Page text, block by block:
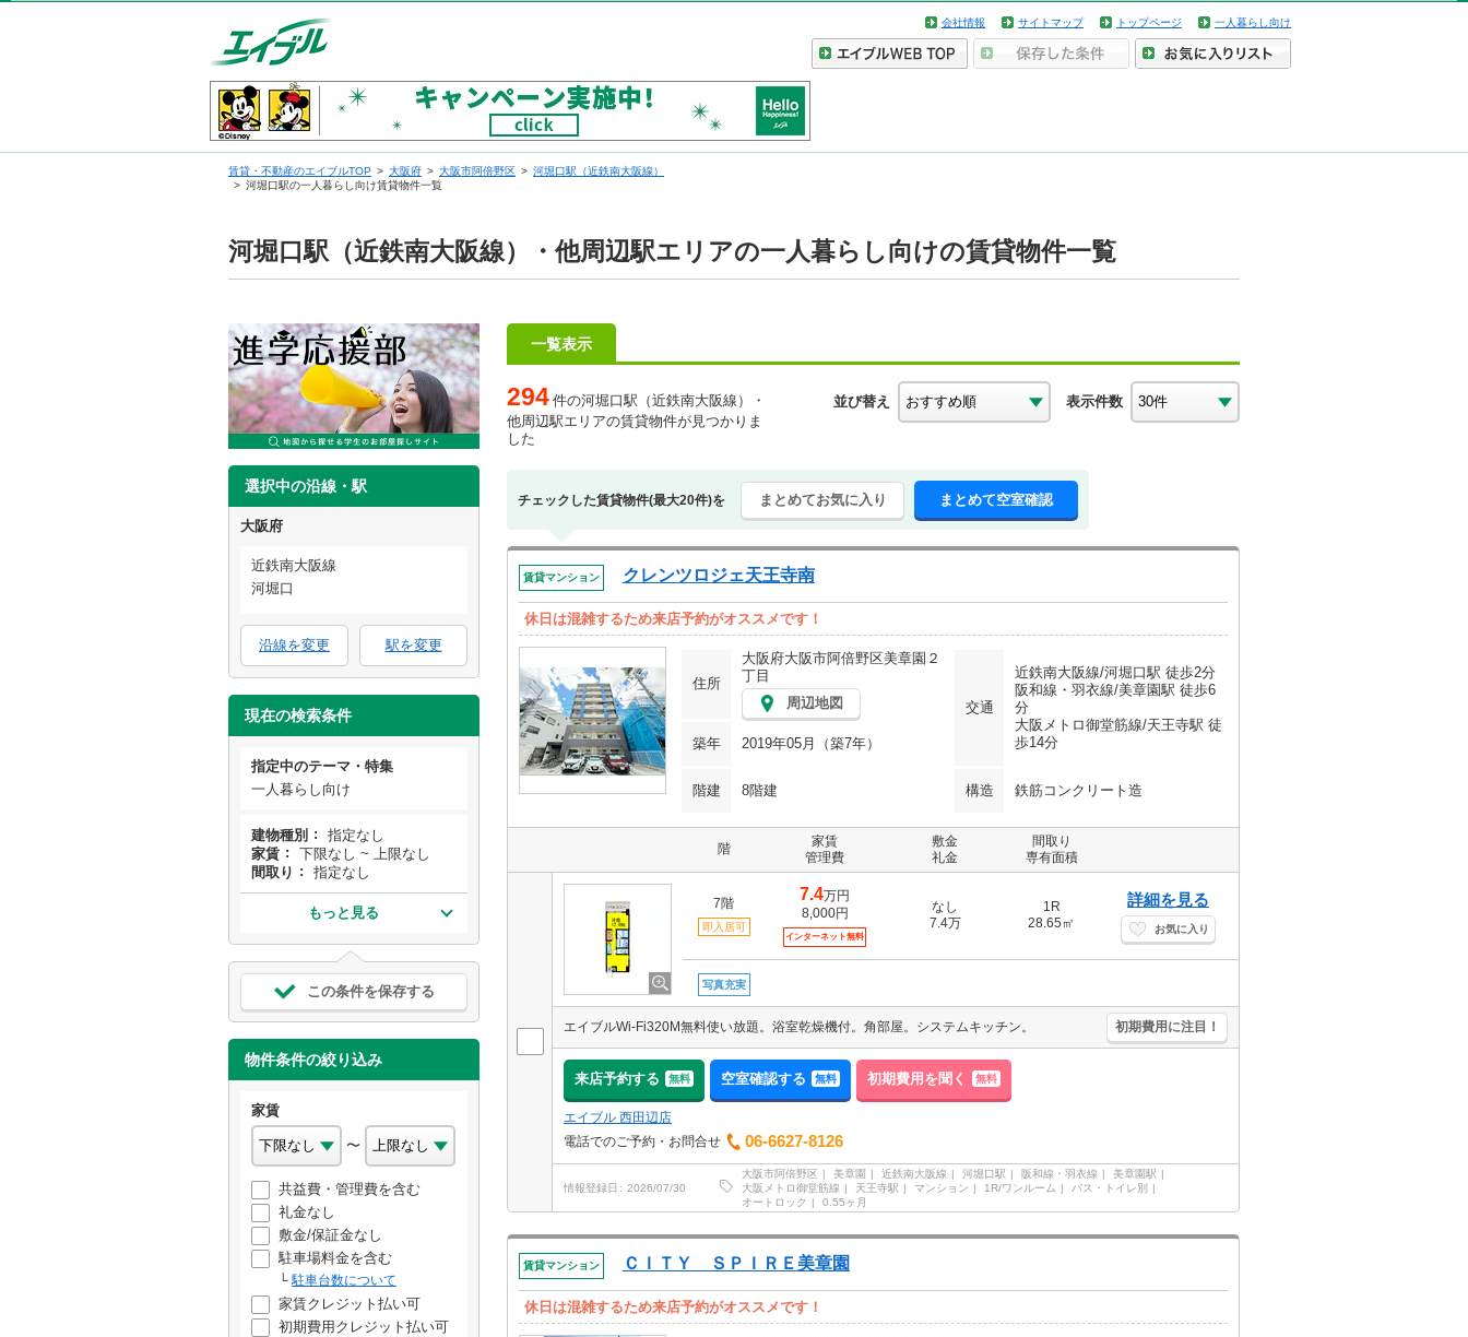
会社情報 サイトマップ トップページ 一人暮らし向け
賃貸・不動産のエイブルTOP 大阪府 大阪市阿倍野区
河堀口駅（近鉄南大阪線）
河堀口駅の一人暮らし向け賃貸物件一覧
河堀口駅（近鉄南大阪線）・他周辺駅エリアの一人暮らし向けの賃貸物件一覧
選択中の沿線・駅
大阪府
近鉄南大阪線
河堀口
沿線を変更 駅を変更
現在の検索条件
指定中のテーマ・特集
一人暮らし向け
建物種別
指定なし
家賃
下限なし ~ 上限なし
間取り
指定なし
もっと見る
この条件を保存する
物件条件の絞り込み
家賃
〜
共益費・管理費を含む
礼金なし
敷金/保証金なし
駐車場料金を含む
駐車台数について
家賃クレジット払い可
初期費用クレジット払い可
一覧表示
294 件の河堀口駅（近鉄南大阪線）・
他周辺駅エリアの賃貸物件が見つかりま
した
並び替え 表示件数
チェックした賃貸物件(最大20件)を まとめてお気に入り まとめて空室確認
賃貸マンション クレンツロジェ天王寺南
休日は混雑するため来店予約がオススメです！
住所
大阪府大阪市阿倍野区美章園２
丁目
周辺地図
交通
近鉄南大阪線/河堀口駅 徒歩2分
阪和線・羽衣線/美章園駅 徒歩6
分
大阪メトロ御堂筋線/天王寺駅 徒
歩14分
築年 2019年05月（築7年）
階建 8階建 構造 鉄筋コンクリート造
階
家賃
管理費
敷金
礼金
間取り
専有面積
7階
即入居可
7.4万円
8,000円
インターネット無料
なし
7.4万
1R
28.65㎡
詳細を見る
お気に入り
写真充実
エイブルWi-Fi320M無料使い放題。浴室乾燥機付。角部屋。システムキッチン。 初期費用に注目！
来店予約する 無料 空室確認する 無料 初期費用を聞く 無料
エイブル 西田辺店
電話でのご予約・お問合せ
06-6627-8126
情報登録日 2026/07/30
大阪市阿倍野区 美章園 近鉄南大阪線 河堀口駅 阪和線・羽衣線
美章園駅
大阪メトロ御堂筋線
天王寺駅 マンション 1R/ワンルーム
バス・トイレ別
オートロック
0.55ヶ月
賃貸マンション ＣＩＴＹ ＳＰＩＲＥ美章園
休日は混雑するため来店予約がオススメです！